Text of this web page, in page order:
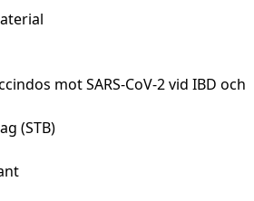
mot SARS-CoV-2 vid IBD och
(STB)